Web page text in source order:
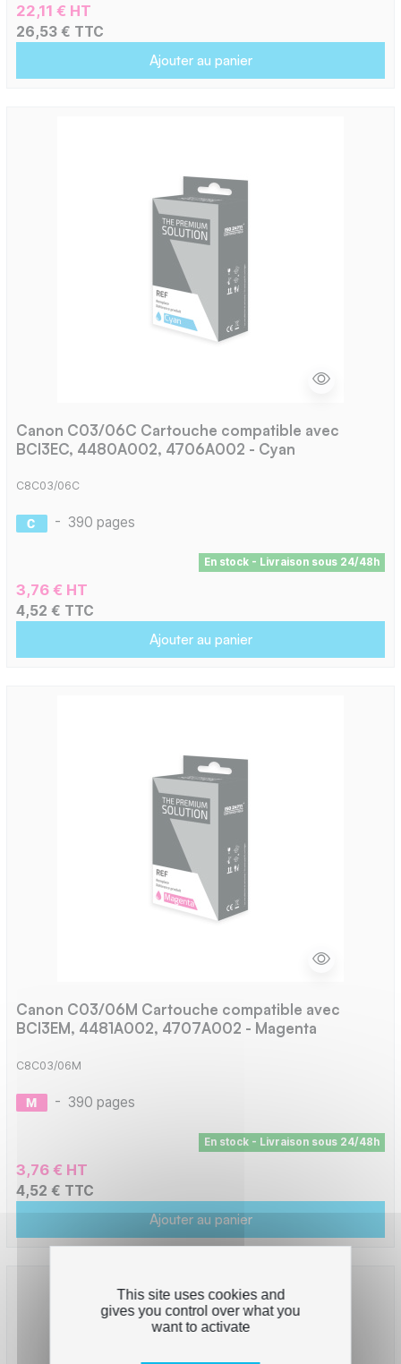
22,11 € HT
26,53 € TTC
Ajouter au panier
Canon C03/06C Cartouche compatible avec
BCI3EC, 4480A002, 4706A002 - Cyan
C8C03/06C
- 390 pages
En stock - Livraison sous 24/48h
3,76 € HT
4,52 € TTC
Ajouter au panier
Canon C03/06M Cartouche compatible avec
BCI3EM, 4481A002, 4707A002 - Magenta
C8C03/06M
- 390 pages
En stock - Livraison sous 24/48h
3,76 € HT
4,52 € TTC
Ajouter au panier
This site uses cookies and
gives you control over what you
want to activate